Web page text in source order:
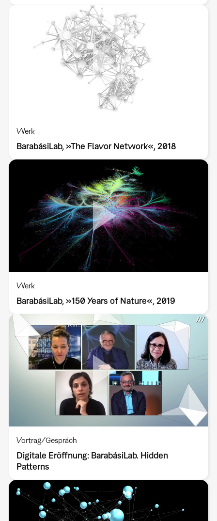
Werk
BarabásiLab, »The Flavor Network«, 2018
Werk
BarabásiLab, »150 Years of Nature«, 2019
Vortrag/Gespräch
Digitale Eröffnung: BarabásiLab. Hidden
Patterns